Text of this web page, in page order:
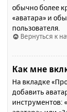
обычно более
«аватара» и
пользователя.
Вернуться к
Как мне
На вкладке
добавить
инструментов: